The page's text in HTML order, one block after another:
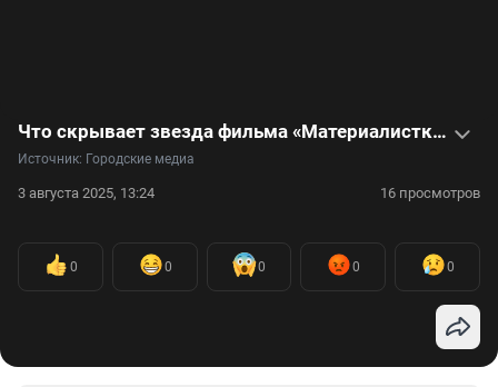
Что скрывает звезда фильма «Материалистка» Педро Паскаль — видео
Источник: Городские медиа
3 августа 2025, 13:24 16 просмотров
0 0 0 0 0